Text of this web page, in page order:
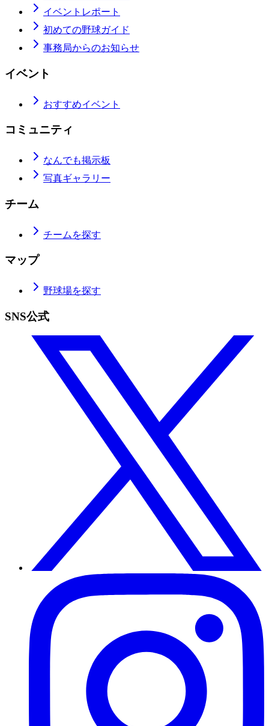
イベントレポート
初めての野球ガイド
事務局からのお知らせ
イベント
おすすめイベント
コミュニティ
なんでも掲示板
写真ギャラリー
チーム
チームを探す
マップ
野球場を探す
SNS公式